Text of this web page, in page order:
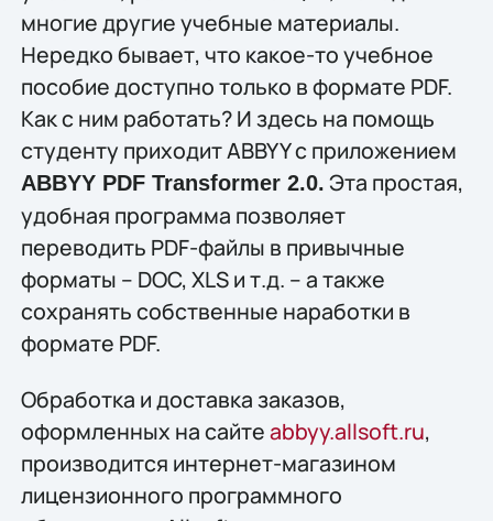
многие другие учебные материалы.
Нередко бывает, что какое-то учебное
пособие доступно только в формате PDF.
Как с ним работать? И здесь на помощь
студенту приходит ABBYY с приложением
ABBYY PDF Transformer 2.0. Эта простая,
удобная программа позволяет
переводить PDF-файлы в привычные
форматы – DOC, XLS и т.д. – а также
сохранять собственные наработки в
формате PDF.
Обработка и доставка заказов,
оформленных на сайтеabbyy.allsoft.ru,
производится интернет-магазином
лицензионного программного